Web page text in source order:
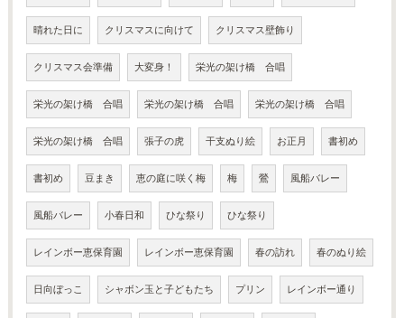
晴れた日に クリスマスに向けて クリスマス壁飾り
クリスマス会準備 大変身！ 栄光の架け橋 合唱
栄光の架け橋 合唱 栄光の架け橋 合唱 栄光の架け橋 合唱
栄光の架け橋 合唱 張子の虎 干支ぬり絵 お正月 書初め
書初め 豆まき 恵の庭に咲く梅 梅 鶯 風船バレー
風船バレー 小春日和 ひな祭り ひな祭り
レインボー恵保育園 レインボー恵保育園 春の訪れ 春のぬり絵
日向ぼっこ シャボン玉と子どもたち プリン レインボー通り